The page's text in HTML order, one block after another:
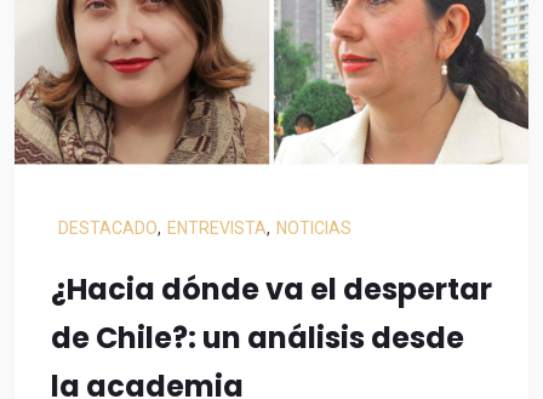
DESTACADO, ENTREVISTA, NOTICIAS
¿Hacia dónde va el despertar
de Chile?: un análisis desde
la academia